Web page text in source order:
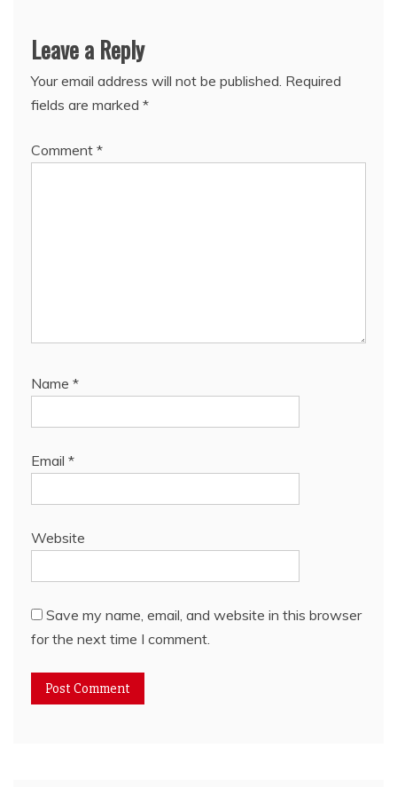
Leave a Reply
Your email address will not be published. Required
fields are marked *
Comment *
Name *
Email *
Website
Save my name, email, and website in this browser
for the next time I comment.